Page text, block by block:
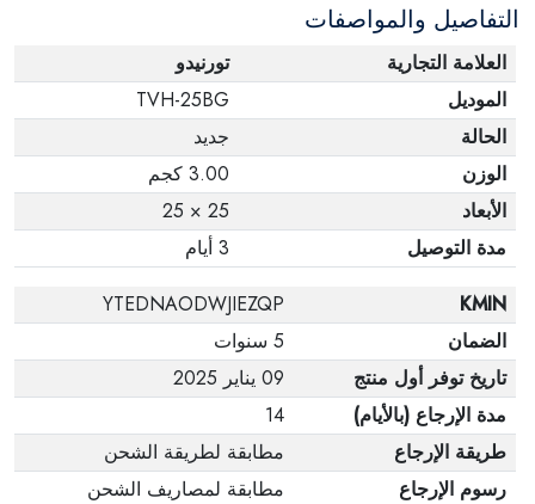
وفي عبواتها الأصلية.
التفاصيل والمواصفات
العلامة التجارية
تورنيدو
الموديل
TVH-25BG
الحالة
جديد
الوزن
3.00 كجم
الأبعاد
25 × 25
مدة التوصيل
3 أيام
KMIN
YTEDNAODWJIEZQP
الضمان
5 سنوات
تاريخ توفر أول منتج
09 يناير 2025
مدة الإرجاع (بالأيام)
14
طريقة الإرجاع
مطابقة لطريقة الشحن
رسوم الإرجاع
مطابقة لمصاريف الشحن